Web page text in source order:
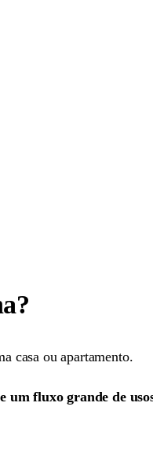
casa ou apartamento.
um fluxo grande de